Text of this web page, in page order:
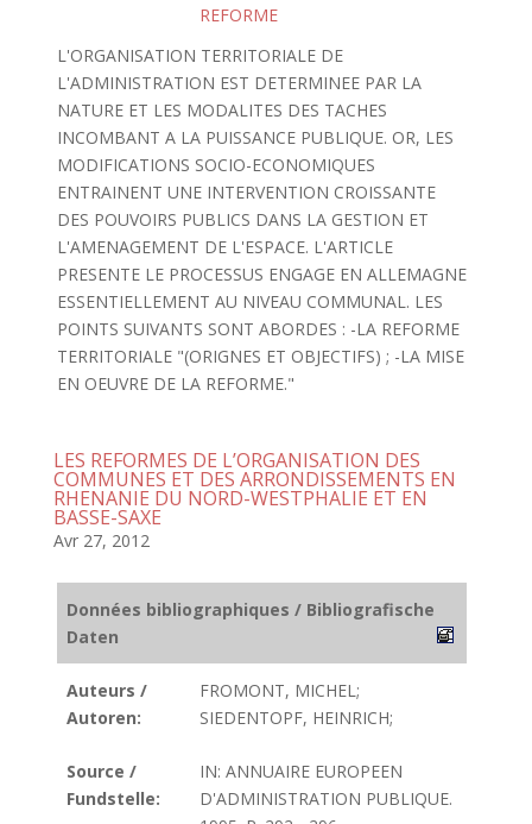
REFORME
L'ORGANISATION TERRITORIALE DE
L'ADMINISTRATION EST DETERMINEE PAR LA
NATURE ET LES MODALITES DES TACHES
INCOMBANT A LA PUISSANCE PUBLIQUE. OR, LES
MODIFICATIONS SOCIO-ECONOMIQUES
ENTRAINENT UNE INTERVENTION CROISSANTE
DES POUVOIRS PUBLICS DANS LA GESTION ET
L'AMENAGEMENT DE L'ESPACE. L'ARTICLE
PRESENTE LE PROCESSUS ENGAGE EN ALLEMAGNE
ESSENTIELLEMENT AU NIVEAU COMMUNAL. LES
POINTS SUIVANTS SONT ABORDES : -LA REFORME
TERRITORIALE "(ORIGNES ET OBJECTIFS) ; -LA MISE
EN OEUVRE DE LA REFORME."
LES REFORMES DE L’ORGANISATION DES
COMMUNES ET DES ARRONDISSEMENTS EN
RHENANIE DU NORD-WESTPHALIE ET EN
BASSE-SAXE
Avr 27, 2012
Données bibliographiques / Bibliografische
Daten
Auteurs /
Autoren:
FROMONT, MICHEL;
SIEDENTOPF, HEINRICH;
Source /
Fundstelle:
IN: ANNUAIRE EUROPEEN
D'ADMINISTRATION PUBLIQUE.